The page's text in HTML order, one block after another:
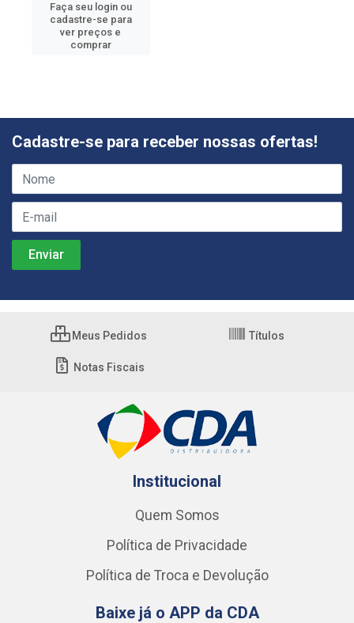
Faça seu login ou
cadastre-se para
ver preços e
comprar
Cadastre-se para receber nossas ofertas!
Meus Pedidos Títulos
Notas Fiscais
Institucional
Quem Somos
Política de Privacidade
Política de Troca e Devolução
Baixe já o APP da CDA